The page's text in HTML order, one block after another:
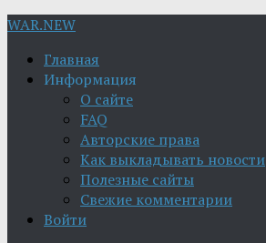
WAR.NEW
Главная
Информация
О сайте
FAQ
Авторские права
Как выкладывать новости
Полезные сайты
Свежие комментарии
Войти